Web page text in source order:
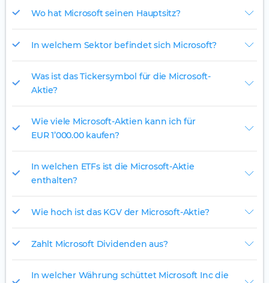
Wo hat Microsoft seinen Hauptsitz?
In welchem Sektor befindet sich Microsoft?
Was ist das Tickersymbol für die Microsoft-
Aktie?
Wie viele Microsoft-Aktien kann ich für
EUR 1’000.00 kaufen?
In welchen ETFs ist die Microsoft-Aktie
enthalten?
Wie hoch ist das KGV der Microsoft-Aktie?
Zahlt Microsoft Dividenden aus?
In welcher Währung schüttet Microsoft Inc die